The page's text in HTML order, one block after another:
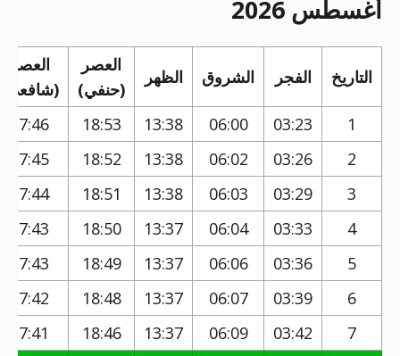
أغسطس 2026
التاريخ الفجر الشروق الظهر
العصر
(حنفي)
العصر
(شافعي)
1
03:23
06:00
13:38
18:53
17:46
2
03:26
06:02
13:38
18:52
17:45
3
03:29
06:03
13:38
18:51
17:44
4
03:33
06:04
13:37
18:50
17:43
5
03:36
06:06
13:37
18:49
17:43
6
03:39
06:07
13:37
18:48
17:42
7
03:42
06:09
13:37
18:46
17:41